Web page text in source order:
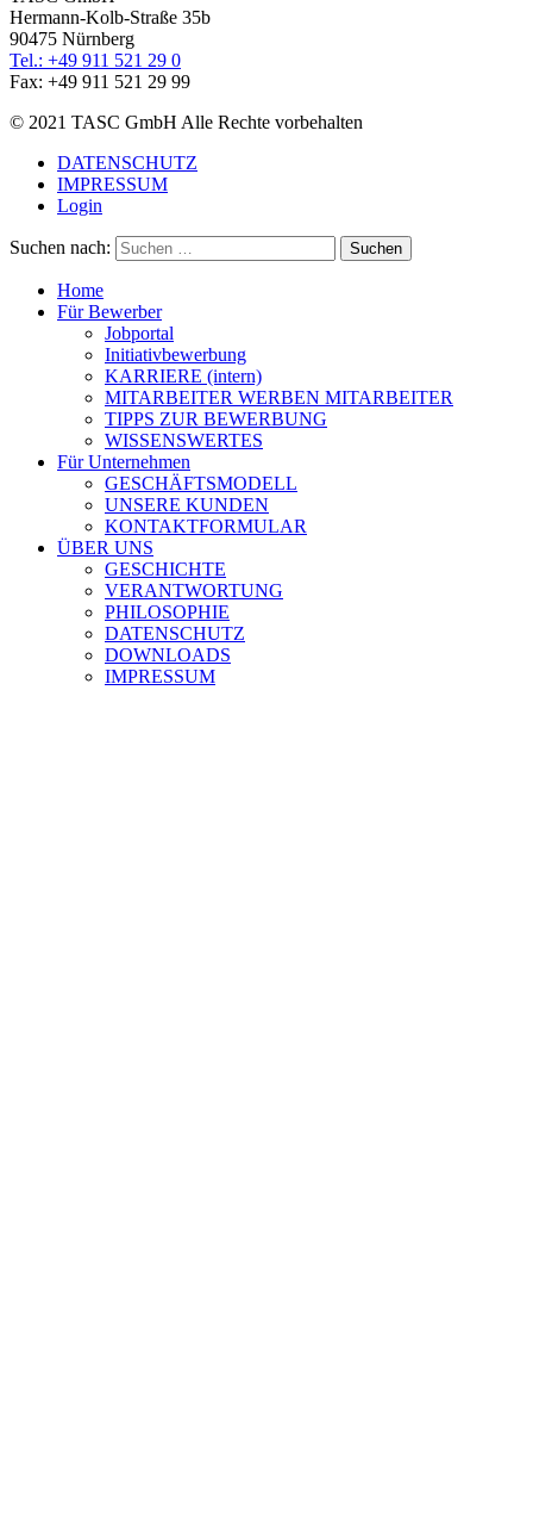
Hermann-Kolb-Straße 35b
90475 Nürnberg
Tel.: +49 911 521 29 0
Fax: +49 911 521 29 99
© 2021 TASC GmbH Alle Rechte vorbehalten
DATENSCHUTZ
IMPRESSUM
Login
Suchen nach:
Home
Für Bewerber
Jobportal
Initiativbewerbung
KARRIERE (intern)
MITARBEITER WERBEN MITARBEITER
TIPPS ZUR BEWERBUNG
WISSENSWERTES
Für Unternehmen
GESCHÄFTSMODELL
UNSERE KUNDEN
KONTAKTFORMULAR
ÜBER UNS
GESCHICHTE
VERANTWORTUNG
PHILOSOPHIE
DATENSCHUTZ
DOWNLOADS
IMPRESSUM